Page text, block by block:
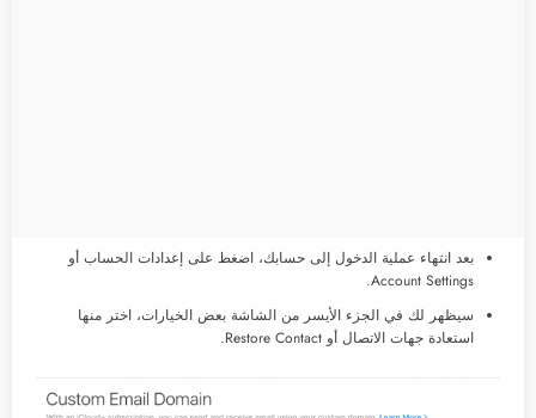
بعد انتهاء عملية الدخول إلى حسابك، اضغط على إعدادات الحساب أو
Account Settings.
سيظهر لك في الجزء الأيسر من الشاشة بعض الخيارات، اختر منها
استعادة جهات الاتصال أو Restore Contact.